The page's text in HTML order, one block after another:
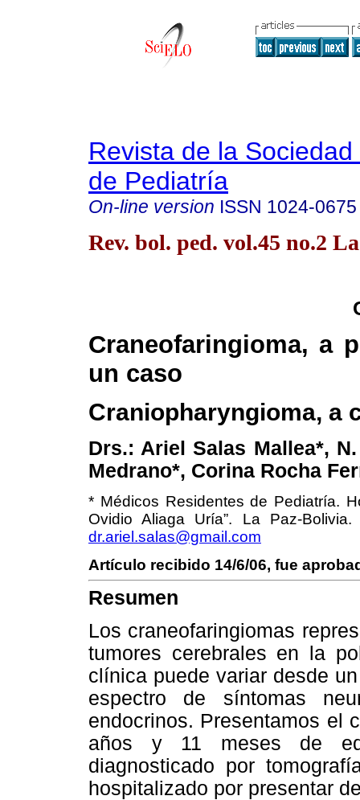
Revista de la
de Pediatría
On-line version ISSN 1024-0675
Rev. bol. ped. vol.45 no.2
Craneofaringioma, a
un caso
Craniopharyngioma, a
Drs.: Ariel Salas Mallea*,
Medrano*, Corina Rocha
* Médicos Residentes de Pediatría.
Ovidio Aliaga Uría”. La Paz-Bolivia.
dr.ariel.salas@gmail.com
Artículo recibido 14/6/06, fue
Resumen
Los craneofaringiomas
tumores cerebrales en la
clínica puede variar desde
espectro de síntomas
endocrinos. Presentamos el
años y 11 meses de
diagnosticado por
hospitalizado por presentar